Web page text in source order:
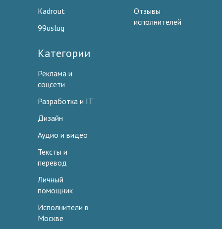
Kadrout
99uslug
Отзывы
исполнителей
Категории
Реклама и
соцсети
Разработка и IT
Дизайн
Аудио и видео
Тексты и
перевод
Личный
помощник
Исполнители в
Москве